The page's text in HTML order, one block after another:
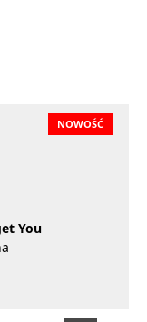
You